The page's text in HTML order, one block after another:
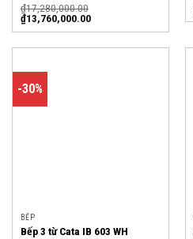
₫17,280,000.00
₫13,760,000.00
-30%
BẾP
Bếp 3 từ Cata IB 603 WH